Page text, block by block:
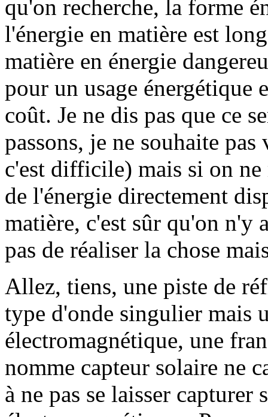
qu'on recherche, la forme
l'énergie en matière est
matière en énergie
pour un usage énergétique
coût. Je ne dis pas que ce
passons, je ne souhaite
c'est difficile) mais si on
de l'énergie directement
matière, c'est sûr qu'on
pas de réaliser la chose
Allez, tiens, une piste de
type d'onde singulier mais
électromagnétique, une
nomme capteur solaire ne
à ne pas se laisser capturer